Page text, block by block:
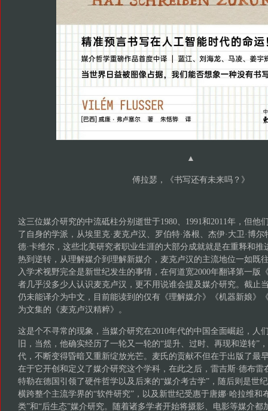
▲
傅拉瑟，《书写还有未来吗？》
这三位媒介研究的中流砥柱分别逝世于1980、1991和2011年，但他
了自身的学派，从埃里克·麦克卢汉、罗伯特·洛根、杰伊·大卫·博
德·卡维尔，这些北美研究者职业生涯的大部分成就就是在重释和推
热到逆转，从理解媒介到理解新媒介，麦克卢汉的主流地位一如既
入学术视野完全是新世纪发生的事情，在何道宽2000年翻译第一版
者几乎没多少人认识麦克卢汉，更不用说谁会提及媒介研究。截止
仍未能译介为中文，目前能读到的仅有《理解媒介》《机器新娘》
为文集的《麦克卢汉精粹》。
这是个不寻常的现象，当媒介研究在2010年代的中国全面崛起，人
旧，当然，他确实经历了一轮又一轮的“提升、过时、再现和逆转”
代，不断变得昏暗又重新绽放光芒。麦氏的贡献不但在于出版了最
在于它开创和定义了媒介研究这个学科，在此之后，雷吉斯·德布雷
特勒在德国引领了硬件哲学以及后来的“媒介考古学”，随后则是世
横跨整个主流学界的“软件研究”，以及新世纪受惠于唐娜·哈拉维和
类”和“后生态”媒介研究。随着诸多学者开始将摄影、电影等媒介都